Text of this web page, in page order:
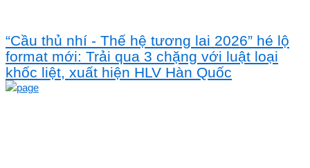
“Cầu thủ nhí - Thế hệ tương lai 2026” hé lộ
format mới: Trải qua 3 chặng với luật loại
khốc liệt, xuất hiện HLV Hàn Quốc